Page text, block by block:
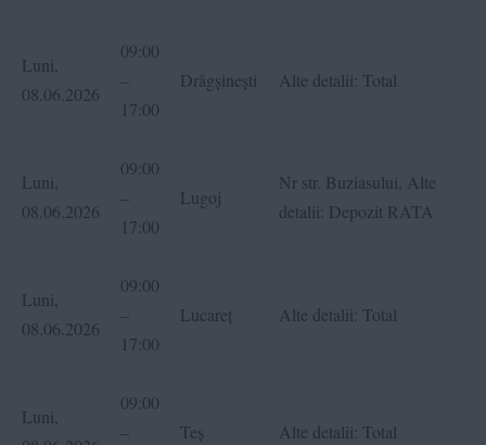
Luni,
08.06.2026
09:00
–
17:00
Drăgșinești Alte detalii: Total
Luni,
08.06.2026
09:00
–
17:00
Lugoj
Nr str. Buziasului, Alte
detalii: Depozit RATA
Luni,
08.06.2026
09:00
–
17:00
Lucareț Alte detalii: Total
Luni,
09:00
–
Teș Alte detalii: Total